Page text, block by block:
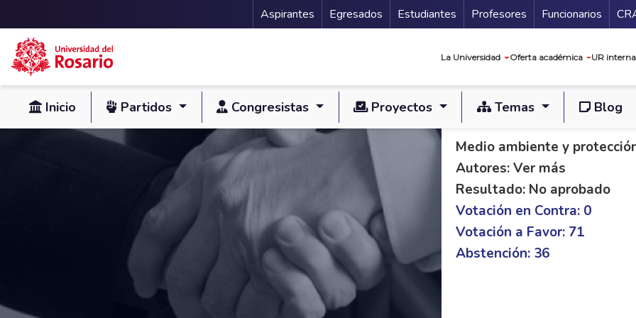
Pasar al contenido principal
Menu Secundario
Aspirantes Egresados Estudiantes Profesores Funcionarios
La Universidad Oferta académica UR
Inicio Partidos Congresistas Proyectos Temas Blog
PL S 276/19
Medio ambiente y
Autores: Ver más
Resultado: No aprobado
Votación en Contra: 0
Votación a Favor: 71
Abstención: 36